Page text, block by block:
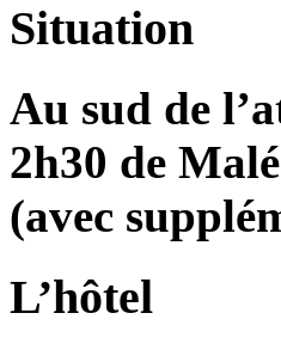
Situation
Au sud de
2h30 de
(avec
L’hôtel